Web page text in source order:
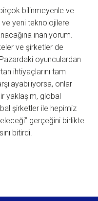
bilinmeyenle ve
yeni teknolojilere
inanıyorum.
ve şirketler de
oyunculardan
ihtiyaçlarını tam
onlar
yaklaşım, global
şirketler ile hepimiz
gerçeğini birlikte
bitirdi.